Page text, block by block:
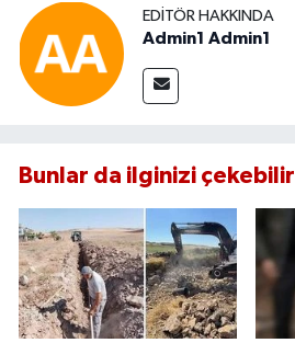
EDITÖR HAKKINDA
Admin1 Admin1
Bunlar da ilginizi çekebilir